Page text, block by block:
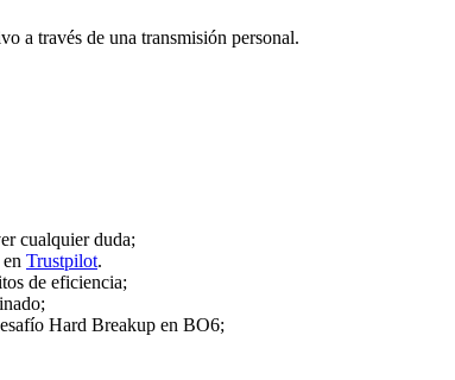
a través de una transmisión personal.
cualquier duda;
Trustpilot.
de eficiencia;
Hard Breakup en BO6;